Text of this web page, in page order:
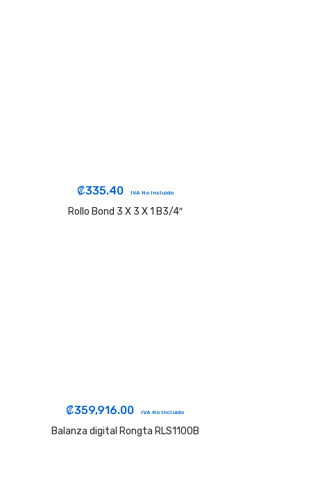
₡335.40 IVA No Incluido
Rollo Bond 3 X 3 X 1 B3/4″
₡359,916.00 IVA No Incluido
Balanza digital Rongta RLS1100B